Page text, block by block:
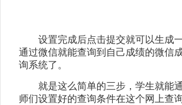
设置完成后点击提交就可以生成
通过微信就能查询到自己成绩的微信
询系统了。
就是这么简单的三步，学生就能
师们设置好的查询条件在这个网上查